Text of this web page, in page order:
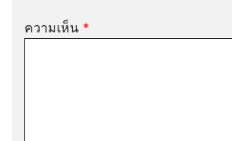
ความเห็น *